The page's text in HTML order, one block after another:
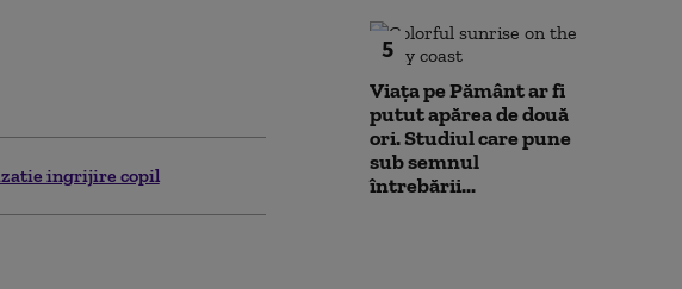
ingrijire copil
5
Viața pe Pământ ar fi
putut apărea de două
ori. Studiul care pune
sub semnul
întrebării...